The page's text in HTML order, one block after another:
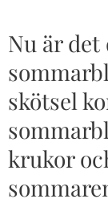
Nu är det
skötsel
krukor